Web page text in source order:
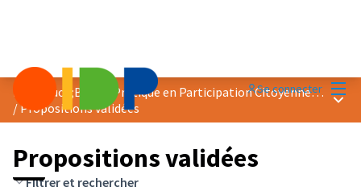
Se connecter
Prix &quot;Bonne Pratique en Participation Citoyenne&quot; 2021
/Propositions validées
Propositions validées
Filtrer et rechercher